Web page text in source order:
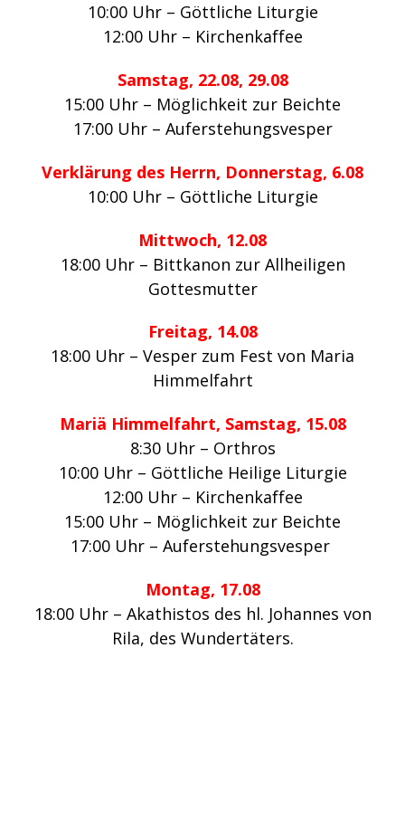
10:00 Uhr – Göttliche Liturgie
12:00 Uhr – Kirchenkaffee
Samstag, 22.08, 29.08
15:00 Uhr – Möglichkeit zur Beichte
17:00 Uhr – Auferstehungsvesper
Verklärung des Herrn, Donnerstag, 6.08
10:00 Uhr – Göttliche Liturgie
Mittwoch, 12.08
18:00 Uhr – Bittkanon zur Allheiligen
Gottesmutter
Freitag, 14.08
18:00 Uhr – Vesper zum Fest von Maria
Himmelfahrt
Mariä Himmelfahrt, Samstag, 15.08
8:30 Uhr – Orthros
10:00 Uhr – Göttliche Heilige Liturgie
12:00 Uhr – Kirchenkaffee
15:00 Uhr – Möglichkeit zur Beichte
17:00 Uhr – Auferstehungsvesper
Montag, 17.08
18:00 Uhr – Akathistos des hl. Johannes von
Rila, des Wundertäters.